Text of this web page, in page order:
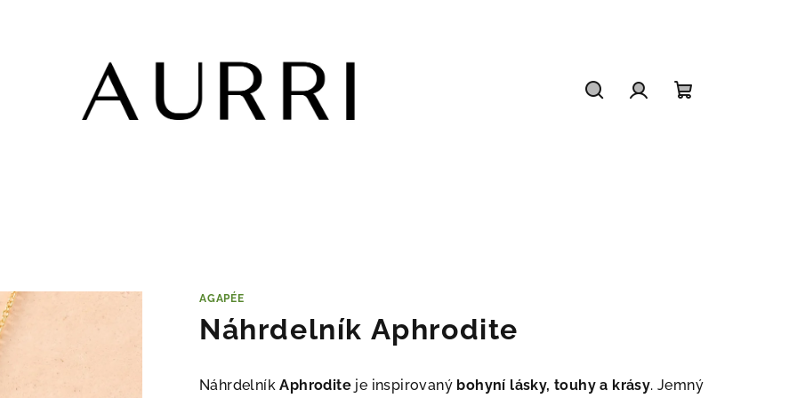
AGAPÉE
Náhrdelník Aphrodite
NáhrdelníkAphrodite je inspirovaný bohyní lásky, touhy a krásy. Jemný